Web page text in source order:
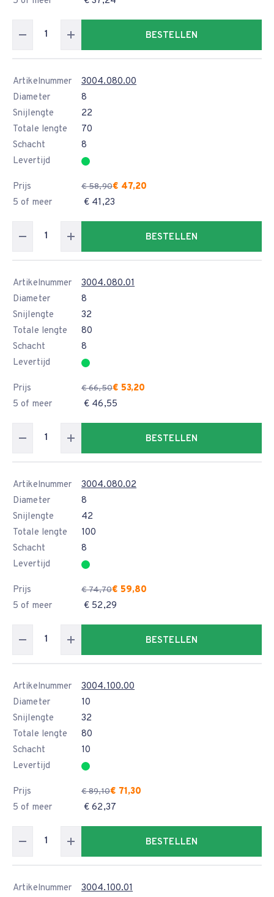
BESTELLEN
Artikelnummer
3004.080.00
Diameter
8
Snijlengte
22
Totale lengte
70
Schacht
8
Levertijd
Prijs € 58,90€ 47,20
5 of meer
€ 41,23
BESTELLEN
Artikelnummer
3004.080.01
Diameter
8
Snijlengte
32
Totale lengte
80
Schacht
8
Levertijd
Prijs € 66,50€ 53,20
5 of meer
€ 46,55
BESTELLEN
Artikelnummer
3004.080.02
Diameter
8
Snijlengte
42
Totale lengte
100
Schacht
8
Levertijd
Prijs € 74,70€ 59,80
5 of meer
€ 52,29
BESTELLEN
Artikelnummer
3004.100.00
Diameter
10
Snijlengte
32
Totale lengte
80
Schacht
10
Levertijd
Prijs € 89,10€ 71,30
5 of meer
€ 62,37
BESTELLEN
Artikelnummer
3004.100.01